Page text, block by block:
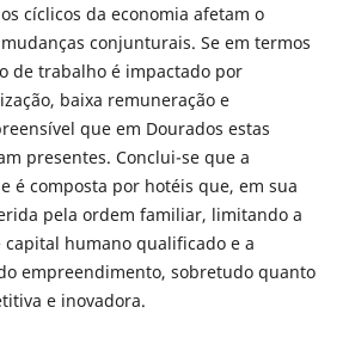
cíclicos da economia afetam o
conjunturais. Se em termos
de trabalho é impactado por
baixa remuneração e
que em Dourados estas
presentes. Conclui-se que a
é composta por hotéis que, em sua
pela ordem familiar, limitando a
humano qualificado e a
empreendimento, sobretudo quanto
e inovadora.